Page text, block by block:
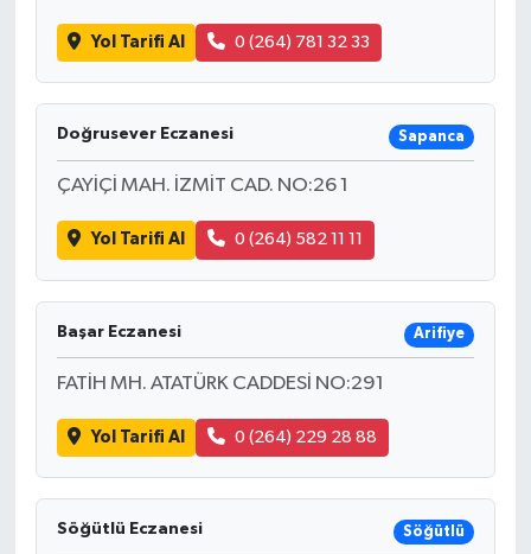
Yol Tarifi Al 0 (264) 781 32 33
Doğrusever Eczanesi Sapanca
ÇAYİÇİ MAH. İZMİT CAD. NO:26 1
Yol Tarifi Al 0 (264) 582 11 11
Başar Eczanesi Arifiye
FATİH MH. ATATÜRK CADDESİ NO:291
Yol Tarifi Al 0 (264) 229 28 88
Söğütlü Eczanesi Söğütlü